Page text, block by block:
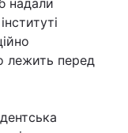
надали
лежить перед